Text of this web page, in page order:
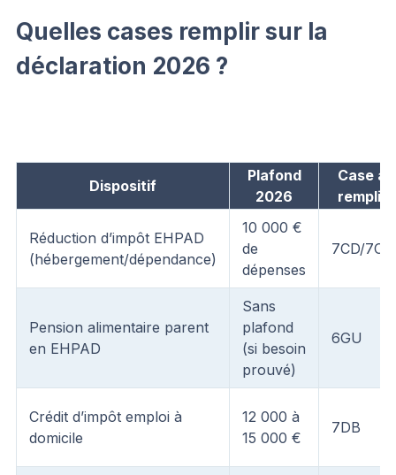
Quelles cases remplir sur la
déclaration 2026 ?
Dispositif
Plafond
2026
Case à
remplir
Réduction d’impôt EHPAD
(hébergement/dépendance)
10 000 €
de
dépenses
7CD/7CE
Pension alimentaire parent
en EHPAD
Sans
plafond
(si besoin
prouvé)
6GU
Crédit d’impôt emploi à
domicile
12 000 à
15 000 €
7DB